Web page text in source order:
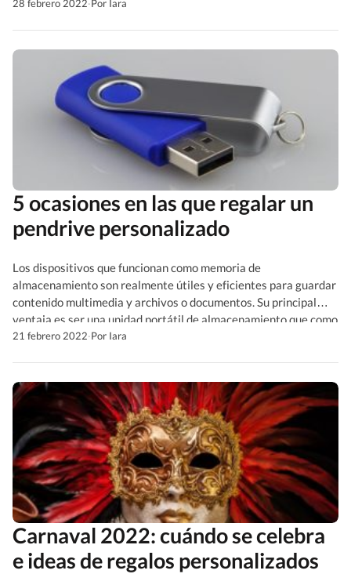
Cataluña. Pero, ¿de qué es Sant Jordi?, ¿cuál es […]
28 febrero 2022·Por Iara
5 ocasiones en las que regalar un
pendrive personalizado
Los dispositivos que funcionan como memoria de
almacenamiento son realmente útiles y eficientes para guardar
contenido multimedia y archivos o documentos. Su principal
ventaja es ser una unidad portátil de almacenamiento que como
es pequeña, es más fácil de transportar. Además, su vida útil es
21 febrero 2022·Por Iara
Carnaval 2022: cuándo se celebra
e ideas de regalos personalizados